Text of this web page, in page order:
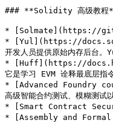
### **Solidity 高级教程
* [Solmate](https://
* [Yul](https://
开发人员提供原始内存后台。
* [Huff](https://
它是学习 EVM 诠释最底层指
* [Advanced Foundry
高级智能合约测试、模糊测试
* [Smart Contract
* [Assembly and